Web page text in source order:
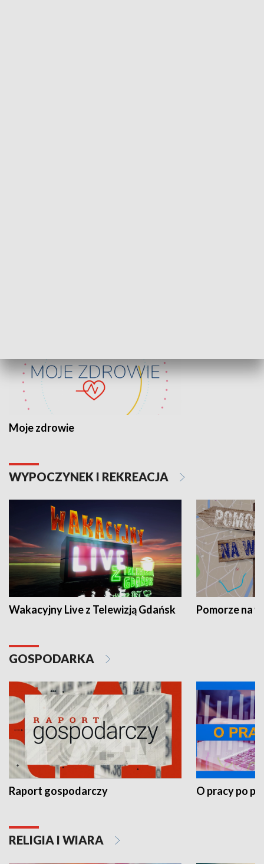
Moje zdrowie
WYPOCZYNEK I REKREACJA
Wakacyjny Live z Telewizją Gdańsk Pomorze na
GOSPODARKA
Raport gospodarczy O pracy po
RELIGIA I WIARA